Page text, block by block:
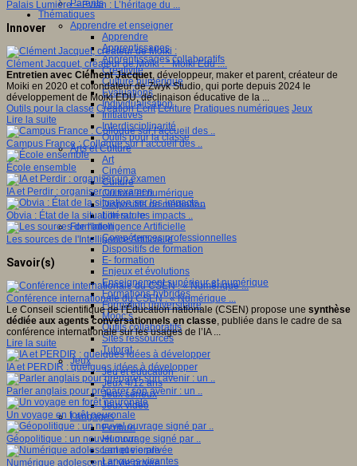
Parents
Thématiques
Apprendre et enseigner
Apprendre
Apprentissages
Apprentissages collaboratifs
Créativité
Culture numérique
Evaluations
Individualisation
Initiatives
Interdisciplinarité
Outils pour la classe
Arts et Culture
Art
Cinéma
Culture
Culture et numérique
Dispositifs de médiation
Littérature
Formation
Compétences professionnelles
Dispositifs de formation
E- formation
Enjeux et évolutions
Enseignement supérieur et numérique
Formations hybrides
Formation universitaire
Mooc’s
Outils collaboratifs
Sites ressources
Tutorat
Jeux
Jeu et éducation
Jeux 4/12 ans
Jeux sérieux
Jeux vidéo
Langages
Ecriture
Humour
Langue orale
Langues vivantes
Palais Lumière – Evian : L’héritage du ...
Innover
Clément Jacquet, créateur de Moiki : " Moiki Edu ....
Entretien avec Clément Jacquet, développeur, maker et parent, créateur de
Moiki en 2020 et cofondateur de Zwyk Studio, qui porte depuis 2024 le
développement de Moiki EDU, déclinaison éducative de la ...
Outils pour la classe Création Ecrit Ecriture Pratiques numériques Jeux
Lire la suite
Campus France : Colloque sur l’accueil des ..
École ensemble
IA et Perdir : organiser un examen
Obvia : État de la situation sur les impacts ..
Les sources de l'Intelligence Artificielle
Savoir(s)
Conférence internationale du CSEN : « Numérique ...
Le Conseil scientifique de l’Éducation nationale (CSEN) propose une synthèse
dédiée aux agents conversationnels en classe, publiée dans le cadre de sa
conférence internationale sur les usages de l’IA ...
Lire la suite
IA et PERDIR : quelques idées à développer
Parler anglais pour préparer son avenir : un ..
Un voyage en forêt neuronale
Géopolitique : un nouvel ouvrage signé par ..
Numérique adolescent et vie privée